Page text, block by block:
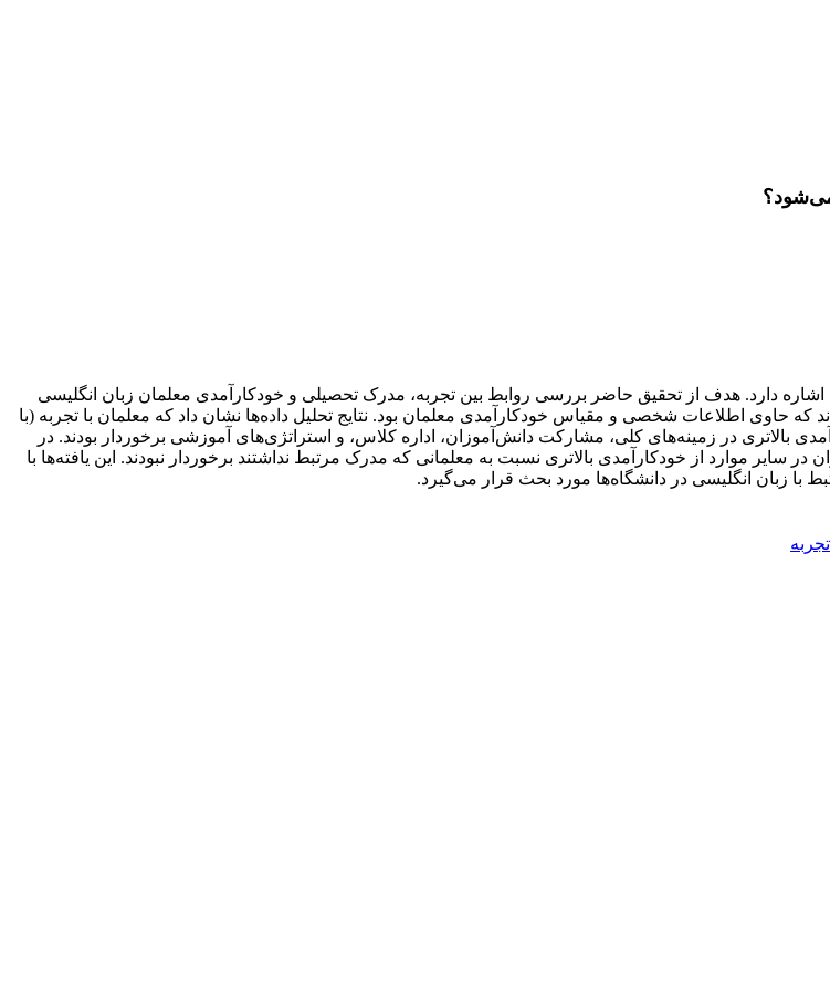
می‌شود؟
اشاره دارد. هدف از تحقیق حاضر بررسی روابط بین تجربه، مدرک تحصیلی و خودکارآمدی معلمان زبان انگلیسی
اطلاعات شخصی و مقیاس خودکارآمدی معلمان بود. نتایج تحلیل داده‌ها نشان داد که معلمان با تجربه (با
بالاتری در زمینه‌های کلی، مشارکت دانش‌آموزان، اداره کلاس، و استراتژی‌های آموزشی برخوردار بودند. در
موارد از خودکارآمدی بالاتری نسبت به معلمانی که مدرک مرتبط نداشتند برخوردار نبودند. این یافته‌ها با
با زبان انگلیسی در دانشگاه‌ها مورد بحث قرار می‌گیرد.